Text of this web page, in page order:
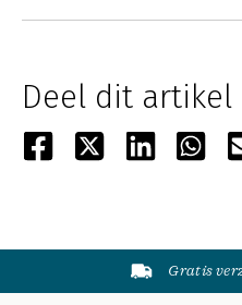
Deel dit artikel
Gratis